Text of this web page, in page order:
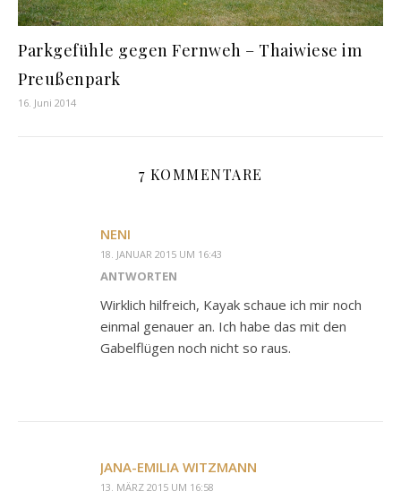
Parkgefühle gegen Fernweh – Thaiwiese im
Preußenpark
16. Juni 2014
7 KOMMENTARE
NENI
18. JANUAR 2015 UM 16:43
ANTWORTEN
Wirklich hilfreich, Kayak schaue ich mir noch
einmal genauer an. Ich habe das mit den
Gabelflügen noch nicht so raus.
JANA-EMILIA WITZMANN
13. MÄRZ 2015 UM 16:58